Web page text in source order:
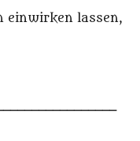
einwirken lassen,